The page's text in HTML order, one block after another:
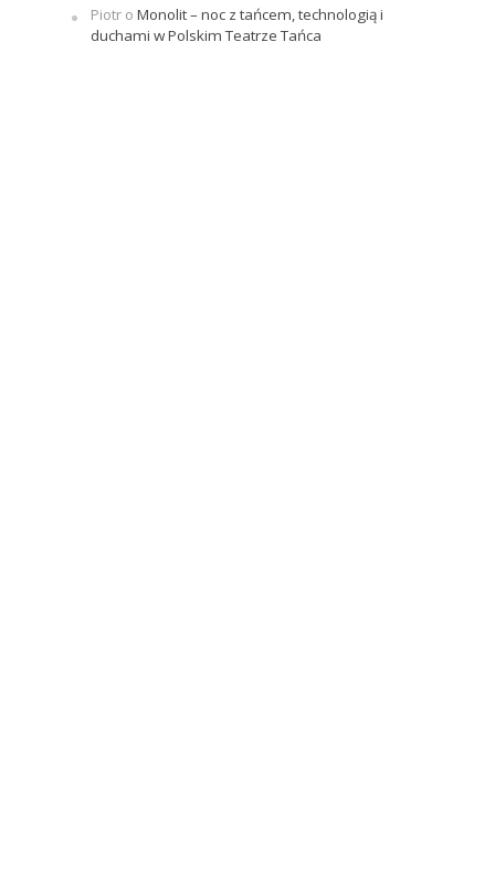
Piotro Monolit – noc z tańcem, technologią i
duchami w Polskim Teatrze Tańca